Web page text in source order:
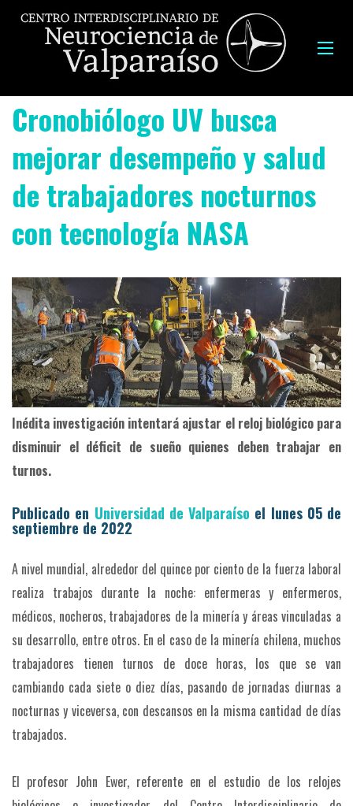
Cronobiólogo UV busca
mejorar desempeño y salud
de trabajadores nocturnos
con tecnología NASA
Inédita investigación intentará ajustar el reloj biológico para
disminuir el déficit de sueño quienes deben trabajar en
turnos.
Publicado en Universidad de Valparaíso el lunes 05 de
septiembre de 2022
A nivel mundial, alrededor del quince por ciento de la fuerza laboral
realiza trabajos durante la noche: enfermeras y enfermeros,
médicos, nocheros, trabajadores de la minería y áreas vinculadas a
su desarrollo, entre otros. En el caso de la minería chilena, muchos
trabajadores tienen turnos de doce horas, los que se van
cambiando cada siete o diez días, pasando de jornadas diurnas a
nocturnas y viceversa, con descansos en la misma cantidad de días
trabajados.
El profesor John Ewer, referente en el estudio de los relojes